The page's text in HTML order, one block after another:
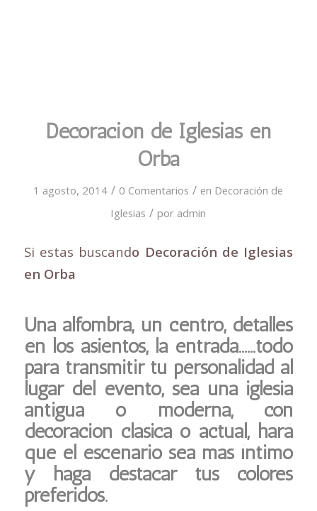
Decoración de Iglesias en
Orba
1 agosto, 2014 / 0 Comentarios / en Decoración de
Iglesias / por admin
Si estas buscando Decoración de Iglesias
en Orba
Una alfombra, un centro, detalles
en los asientos, la entrada……todo
para transmitir tu personalidad al
lugar del evento, sea una iglesia
antigua o moderna, con
decoración clásica o actual, hará
que el escenario sea más íntimo
y haga destacar tus colores
preferidos.